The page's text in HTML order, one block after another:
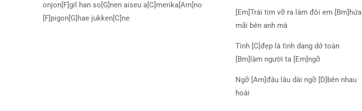
onjon[F]gil han so[G]nen aiseu a[C]merika[Am]no
[F]pigon[G]hae jukken[C]ne
[Em]Trái tim vỡ ra làm đôi em [Bm]hứa
mãi bên anh mà
Tình [C]đẹp là tình dang dở toàn
[Bm]làm người ta [Em]ngỡ
Ngỡ [Am]đâu lâu dài ngỡ [D]bên nhau
hoài